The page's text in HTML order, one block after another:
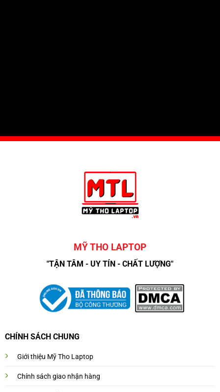
MỸ THO LAPTOP
"TẬN TÂM - UY TÍN - CHẤT LƯỢNG"
CHÍNH SÁCH CHUNG
Giới thiệu Mỹ Tho Laptop
Chính sách giao nhận hàng